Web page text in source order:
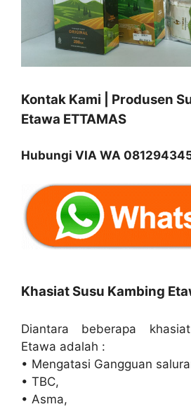
Kontak Kami | Produsen
Etawa ETTAMAS
Hubungi VIA WA
Khasiat Susu Kambing
Diantara beberapa
Etawa adalah :
• Mengatasi Gangguan
• TBC,
• Asma,